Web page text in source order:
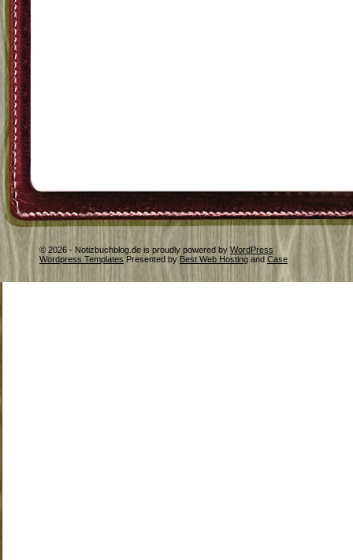
© 2026 - Notizbuchblog.de is proudly powered by WordPress
Wordpress Templates Presented by Best Web Hosting and Case